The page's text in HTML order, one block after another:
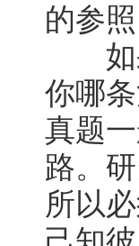
的参照
如果
你哪
真题
路。
所以